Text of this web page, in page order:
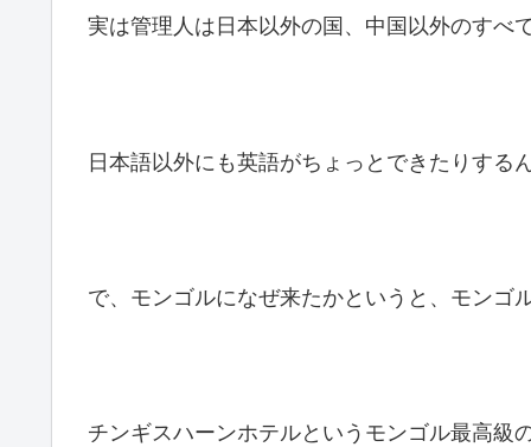
実は管理人は日本以外の国、中国以外のすべ
日本語以外にも英語がちょっとできたりする
で、モンゴルになぜ来たかというと、モンゴ
チンギスハーンホテルというモンゴル最高級